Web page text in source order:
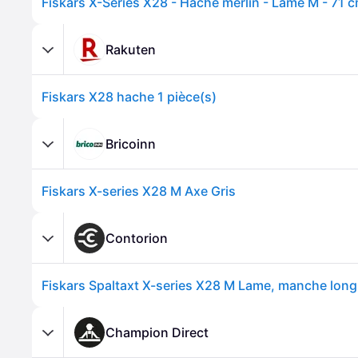
Rakuten
Fiskars X28 hache 1 pièce(s)
Bricoinn
Fiskars X-series X28 M Axe Gris
Contorion
Fiskars Spaltaxt X-series X28 M Lame, manche long
Champion Direct